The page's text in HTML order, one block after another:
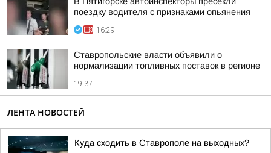
поездку водителя с признаками опьянения
16:29
Ставропольские власти объявили о
нормализации топливных поставок в регионе
19:37
ЛЕНТА НОВОСТЕЙ
Куда сходить в Ставрополе на выходных?